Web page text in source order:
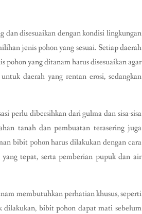
dan disesuaikan dengan kondisi lingkungan
jenis pohon yang sesuai. Setiap daerah
yang ditanam harus disesuaikan agar
daerah yang rentan erosi, sedangkan
perlu dibersihkan dari gulma dan sisa-sisa
tanah dan pembuatan terasering juga
bibit pohon harus dilakukan dengan cara
tepat, serta pemberian pupuk dan air
membutuhkan perhatian khusus, seperti
dilakukan, bibit pohon dapat mati sebelum